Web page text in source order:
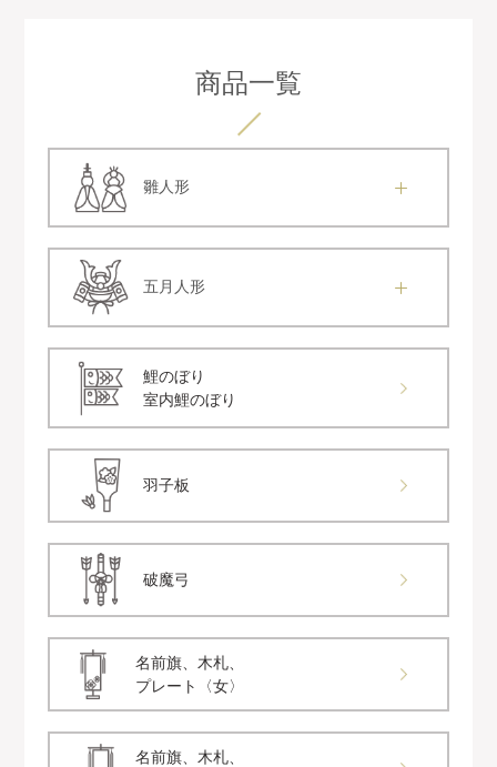
商品一覧
雛人形
五月人形
鯉のぼり
室内鯉のぼり
羽子板
破魔弓
名前旗、木札、
プレート〈女〉
名前旗、木札、